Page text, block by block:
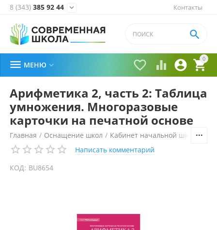
Контакты
8 (343) 385 92 44 
0


 

 МЕНЮ 
Арифметика 2, часть 2: Таблица
умножения. Многоразовые
карточки на печатной основе
Главная / Оснащение школ / Кабинет начальной школы
Написать комментарий
КОД: BU8654